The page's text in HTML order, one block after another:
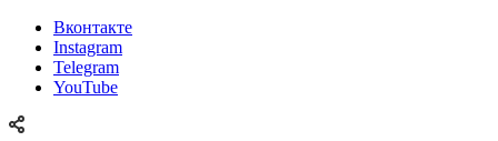
Вконтакте
Instagram
Telegram
YouTube